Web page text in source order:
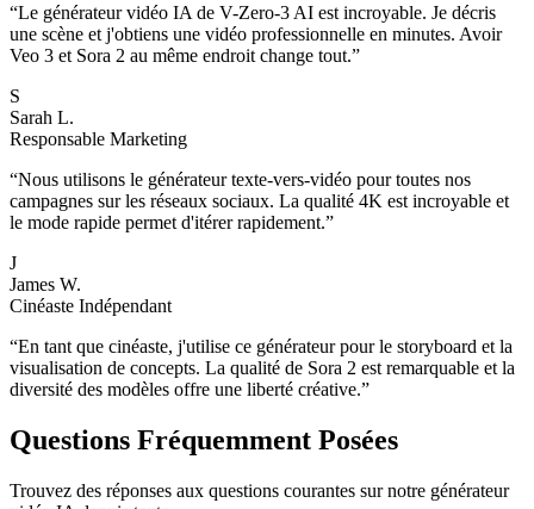
“Le générateur vidéo IA de V-Zero-3 AI est incroyable. Je décris
une scène et j'obtiens une vidéo professionnelle en minutes. Avoir
Veo 3 et Sora 2 au même endroit change tout.”
S
Sarah L.
Responsable Marketing
“Nous utilisons le générateur texte-vers-vidéo pour toutes nos
campagnes sur les réseaux sociaux. La qualité 4K est incroyable et
le mode rapide permet d'itérer rapidement.”
J
James W.
Cinéaste Indépendant
“En tant que cinéaste, j'utilise ce générateur pour le storyboard et la
visualisation de concepts. La qualité de Sora 2 est remarquable et la
diversité des modèles offre une liberté créative.”
Questions Fréquemment Posées
Trouvez des réponses aux questions courantes sur notre générateur